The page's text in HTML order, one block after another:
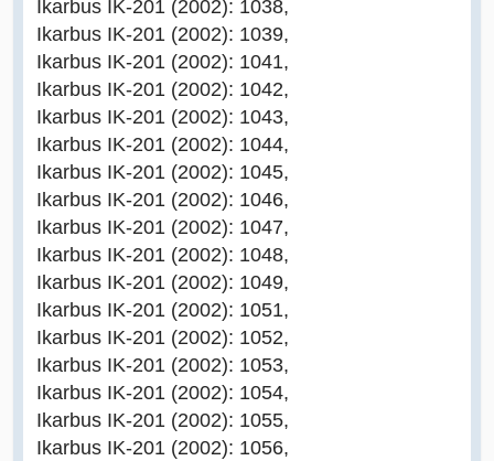
Ikarbus IK-201 (2002): 1038,
Ikarbus IK-201 (2002): 1039,
Ikarbus IK-201 (2002): 1041,
Ikarbus IK-201 (2002): 1042,
Ikarbus IK-201 (2002): 1043,
Ikarbus IK-201 (2002): 1044,
Ikarbus IK-201 (2002): 1045,
Ikarbus IK-201 (2002): 1046,
Ikarbus IK-201 (2002): 1047,
Ikarbus IK-201 (2002): 1048,
Ikarbus IK-201 (2002): 1049,
Ikarbus IK-201 (2002): 1051,
Ikarbus IK-201 (2002): 1052,
Ikarbus IK-201 (2002): 1053,
Ikarbus IK-201 (2002): 1054,
Ikarbus IK-201 (2002): 1055,
Ikarbus IK-201 (2002): 1056,